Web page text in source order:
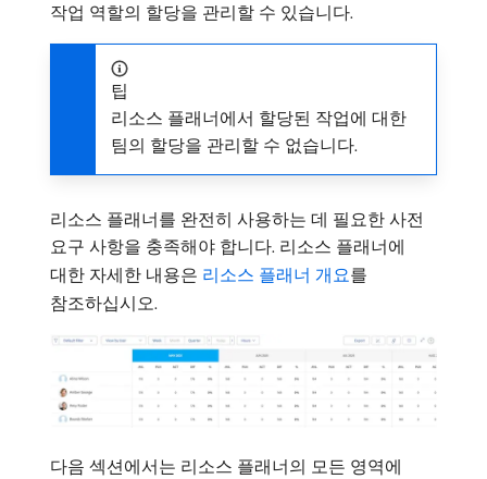
작업 역할의 할당을 관리할 수 있습니다.
팁
리소스 플래너에서 할당된 작업에 대한
팀의 할당을 관리할 수 없습니다.
리소스 플래너를 완전히 사용하는 데 필요한 사전
요구 사항을 충족해야 합니다. 리소스 플래너에
대한 자세한 내용은 리소스 플래너 개요를
참조하십시오.
다음 섹션에서는 리소스 플래너의 모든 영역에